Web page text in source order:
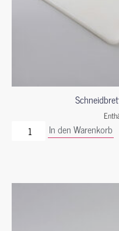
In den Warenkorb